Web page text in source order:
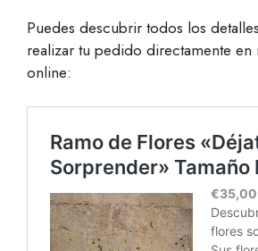
Puedes descubrir todos los
realizar tu pedido directamente en
online: